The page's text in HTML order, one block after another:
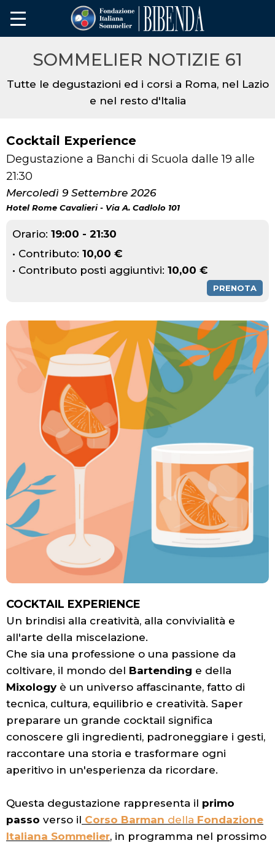
SOMMELIER NOTIZIE 61
Tutte le degustazioni ed i corsi a Roma, nel Lazio
e nel resto d'Italia
Cocktail Experience
Degustazione a Banchi di Scuola dalle 19 alle
21:30
Mercoledì 9 Settembre 2026
Hotel Rome Cavalieri - Via A. Cadlolo 101
Orario: 19:00 - 21:30
• Contributo: 10,00 €
• Contributo posti aggiuntivi: 10,00 €
PRENOTA
COCKTAIL EXPERIENCE
Un brindisi alla creatività, alla convivialità e
all'arte della miscelazione.
Che sia una professione o una passione da
coltivare, il mondo del Bartending e della
Mixologyè un universo affascinante, fatto di
tecnica, cultura, equilibrio e creatività. Saper
preparare un grande cocktail significa
conoscere gli ingredienti, padroneggiare i gesti,
raccontare una storia e trasformare ogni
aperitivo in un'esperienza da ricordare.
Questa degustazione rappresenta il primo
passo verso il Corso Barman della Fondazione
Italiana Sommelier, in programma nel prossimo